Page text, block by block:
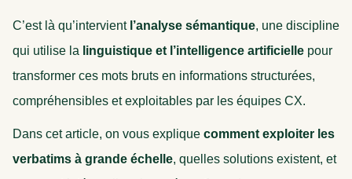
C’est là qu’intervient l’analyse sémantique, une discipline
qui utilise la linguistique et l’intelligence artificielle pour
transformer ces mots bruts en informations structurées,
compréhensibles et exploitables par les équipes CX.
Dans cet article, on vous explique comment exploiter les
verbatims à grande échelle, quelles solutions existent, et